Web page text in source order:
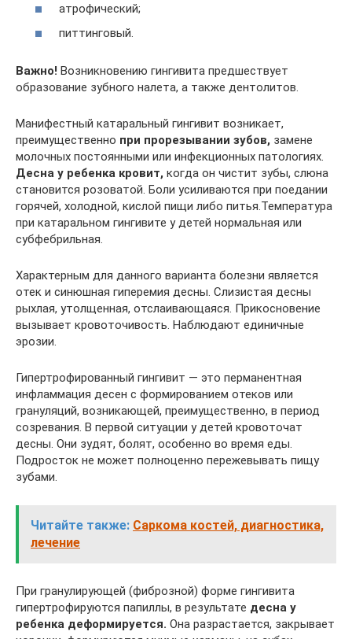
атрофический;
питтинговый.
Важно! Возникновению гингивита предшествует
образование зубного налета, а также дентолитов.
Манифестный катаральный гингивит возникает,
преимущественно при прорезывании зубов, замене
молочных постоянными или инфекционных патологиях.
Десна у ребенка кровит, когда он чистит зубы, слюна
становится розоватой. Боли усиливаются при поедании
горячей, холодной, кислой пищи либо питья.Температура
при катаральном гингивите у детей нормальная или
субфебрильная.
Характерным для данного варианта болезни является
отек и синюшная гиперемия десны. Слизистая десны
рыхлая, утолщенная, отслаивающаяся. Прикосновение
вызывает кровоточивость. Наблюдают единичные
эрозии.
Гипертрофированный гингивит — это перманентная
инфламмация десен с формированием отеков или
грануляций, возникающей, преимущественно, в период
созревания. В первой ситуации у детей кровоточат
десны. Они зудят, болят, особенно во время еды.
Подросток не может полноценно пережевывать пищу
зубами.
Читайте также: Саркома костей, диагностика,
лечение
При гранулирующей (фиброзной) форме гингивита
гипертрофируются папиллы, в результате десна у
ребенка деформируется. Она разрастается, закрывает